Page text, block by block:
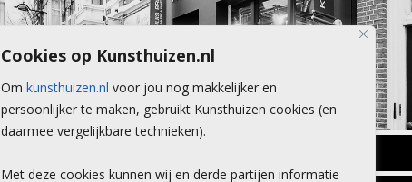
Cookies op Kunsthuizen.nl
Om kunsthuizen.nl voor jou nog makkelijker en
persoonlijker te maken, gebruikt Kunsthuizen cookies (en
daarmee vergelijkbare technieken).
Met deze cookies kunnen wij en derde partijen informatie